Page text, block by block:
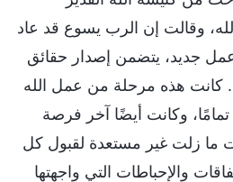
وقالت إن الرب يسوع قد عاد
عمل جديد، يتضمن إصدار حقائق
كانت هذه مرحلة من عمل الله
وكانت أيضًا آخر فرصة
ما زلت غير مستعدة لقبول كل
والإحباطات التي واجهتها